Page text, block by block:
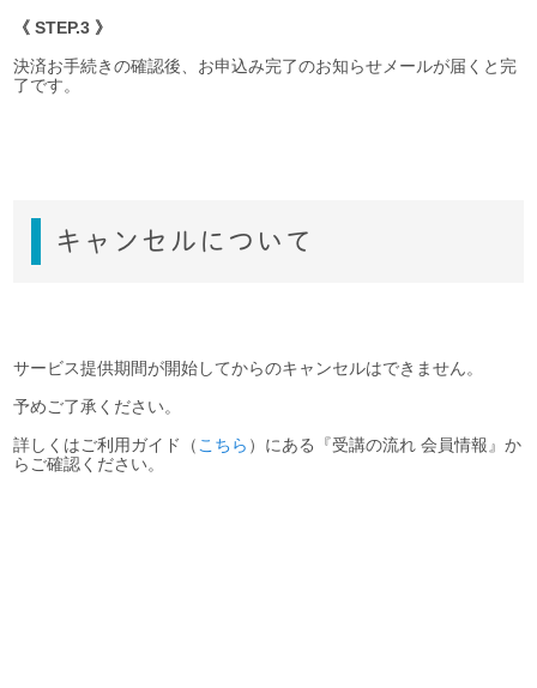
《 STEP.3 》
決済お手続きの確認後、お申込み完了のお知らせメールが届くと完
了です。
キャンセルについて
サービス提供期間が開始してからのキャンセルはできません。
予めご了承ください。
詳しくはご利用ガイド（ こちら ）にある『受講の流れ 会員情報』か
らご確認ください。